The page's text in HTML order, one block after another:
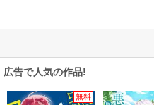
広告で人気の作品!
無料